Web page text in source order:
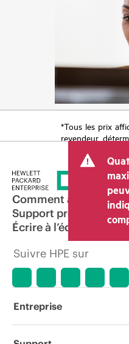
*Tous les prix
revendeur
tels que la TVA
et les frais
transaction
peut varier par
revendeurs et
Les prix
offres
temps. HPE se
les prix à tout
l’arrêt d’un
période de
dans les publicités.
Comment acheter
Support produit
Écrire à l’équipe
Suivre HPE sur
Entreprise
À propos de HPE